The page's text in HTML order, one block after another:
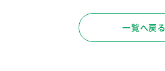
一覧へ戻る